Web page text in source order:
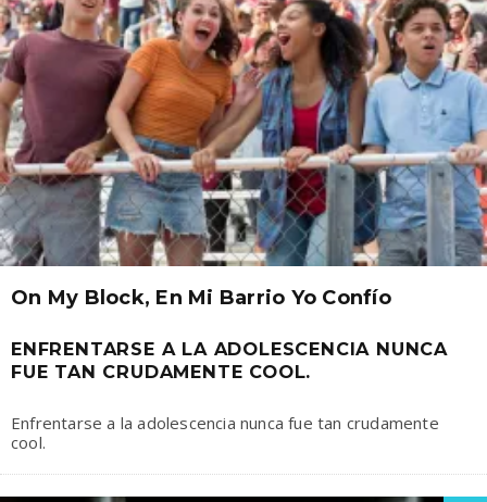
On My Block, En Mi Barrio Yo Confío
ENFRENTARSE A LA ADOLESCENCIA NUNCA
FUE TAN CRUDAMENTE COOL.
Enfrentarse a la adolescencia nunca fue tan crudamente
cool.